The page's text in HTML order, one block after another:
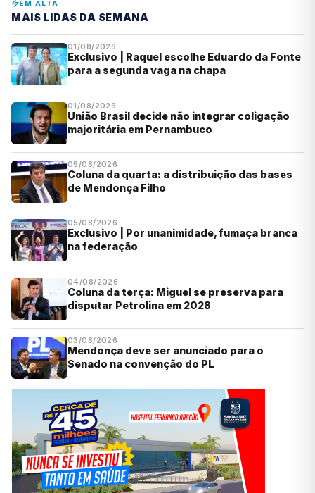
EM ALTA
MAIS LIDAS DA SEMANA
01/08/2026
Exclusivo | Raquel escolhe Eduardo da Fonte
para a segunda vaga na chapa
01/08/2026
União Brasil decide não integrar coligação
majoritária em Pernambuco
05/08/2026
Coluna da quarta: a distribuição das bases
de Mendonça Filho
05/08/2026
Exclusivo | Por unanimidade, fumaça branca
na federação
04/08/2026
Coluna da terça: Miguel se preserva para
disputar Petrolina em 2028
03/08/2026
Mendonça deve ser anunciado para o
Senado na convenção do PL